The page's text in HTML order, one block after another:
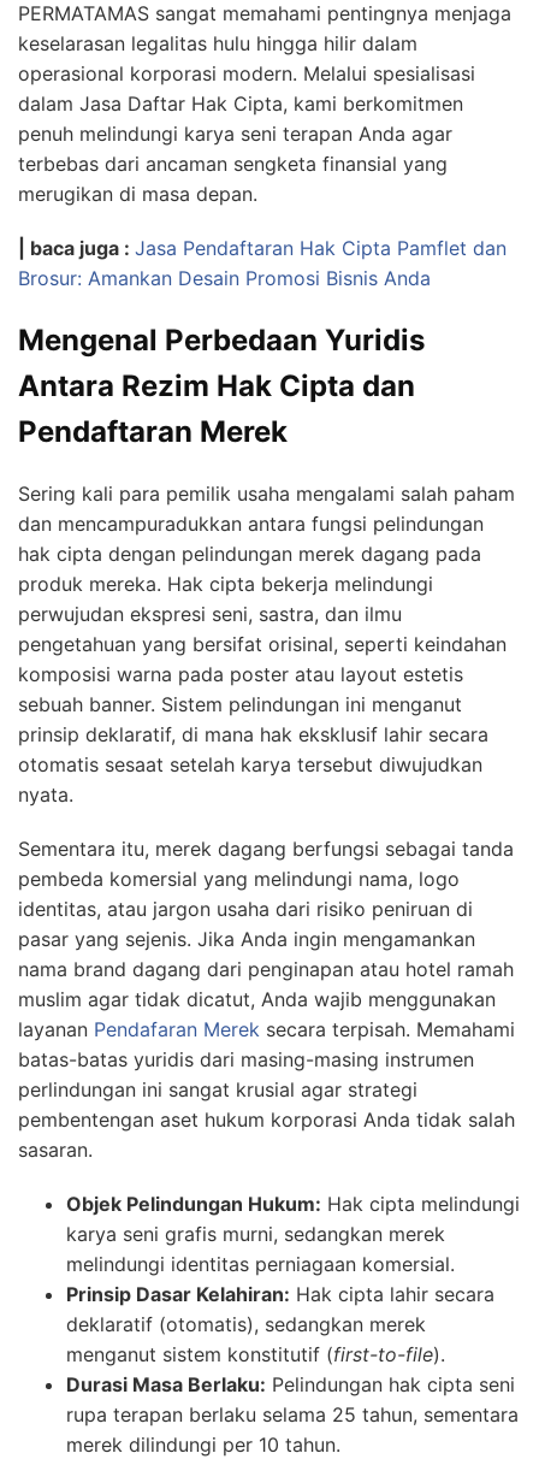
PERMATAMAS sangat memahami pentingnya menjaga
keselarasan legalitas hulu hingga hilir dalam
operasional korporasi modern. Melalui spesialisasi
dalam Jasa Daftar Hak Cipta, kami berkomitmen
penuh melindungi karya seni terapan Anda agar
terbebas dari ancaman sengketa finansial yang
merugikan di masa depan.
| baca juga : Jasa Pendaftaran Hak Cipta Pamflet dan
Brosur: Amankan Desain Promosi Bisnis Anda
Mengenal Perbedaan Yuridis
Antara Rezim Hak Cipta dan
Pendaftaran Merek
Sering kali para pemilik usaha mengalami salah paham
dan mencampuradukkan antara fungsi pelindungan
hak cipta dengan pelindungan merek dagang pada
produk mereka. Hak cipta bekerja melindungi
perwujudan ekspresi seni, sastra, dan ilmu
pengetahuan yang bersifat orisinal, seperti keindahan
komposisi warna pada poster atau layout estetis
sebuah banner. Sistem pelindungan ini menganut
prinsip deklaratif, di mana hak eksklusif lahir secara
otomatis sesaat setelah karya tersebut diwujudkan
nyata.
Sementara itu, merek dagang berfungsi sebagai tanda
pembeda komersial yang melindungi nama, logo
identitas, atau jargon usaha dari risiko peniruan di
pasar yang sejenis. Jika Anda ingin mengamankan
nama brand dagang dari penginapan atau hotel ramah
muslim agar tidak dicatut, Anda wajib menggunakan
layanan Pendafaran Merek secara terpisah. Memahami
batas-batas yuridis dari masing-masing instrumen
perlindungan ini sangat krusial agar strategi
pembentengan aset hukum korporasi Anda tidak salah
sasaran.
Objek Pelindungan Hukum: Hak cipta melindungi
karya seni grafis murni, sedangkan merek
melindungi identitas perniagaan komersial.
Prinsip Dasar Kelahiran: Hak cipta lahir secara
deklaratif (otomatis), sedangkan merek
menganut sistem konstitutif (first-to-file).
Durasi Masa Berlaku: Pelindungan hak cipta seni
rupa terapan berlaku selama 25 tahun, sementara
merek dilindungi per 10 tahun.